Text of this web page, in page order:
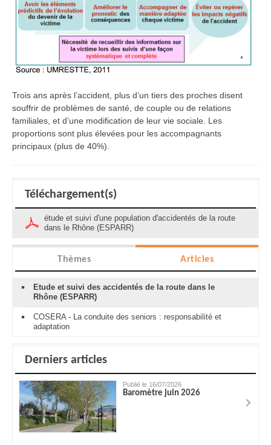
Trois ans après l’accident, plus d’un tiers des proches disent
souffrir de problèmes de santé, de couple ou de relations
familiales, et d’une modification de leur vie sociale. Les
proportions sont plus élevées pour les accompagnants
principaux (plus de 40%).
Téléchargement(s)
étude et suivi d'une population d'accidentés de la route
dans le Rhône (ESPARR)
Thèmes Articles
Etude et suivi des accidentés de la route dans le
Rhône (ESPARR)
COSERA - La conduite des seniors : responsabilité et
adaptation
Derniers articles
Publié le 16/07/2026
Baromètre juin 2026